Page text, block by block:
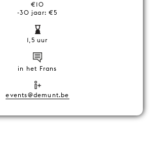
€10
-30 jaar: €5
1,5 uur
in het Frans
events@demunt.be